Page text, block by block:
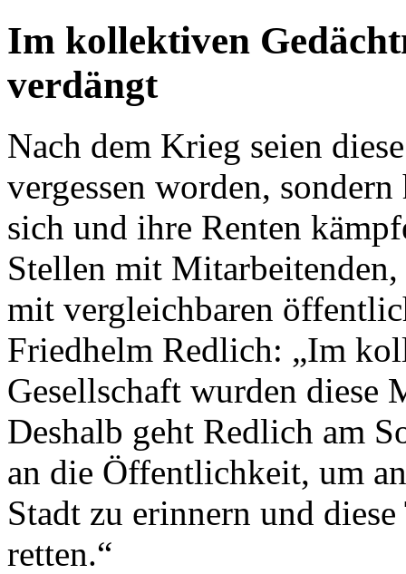
Im kollektiven
verdängt
Nach dem Krieg seien
vergessen worden,
sich und ihre Renten
Stellen mit
mit vergleichbaren
Friedhelm Redlich: „Im
Gesellschaft wurden diese
Deshalb geht Redlich am
an die Öffentlichkeit, um
Stadt zu erinnern und
retten.“